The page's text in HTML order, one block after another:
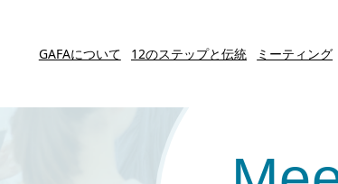
GAFAについて 12のステップと伝統 ミーティング